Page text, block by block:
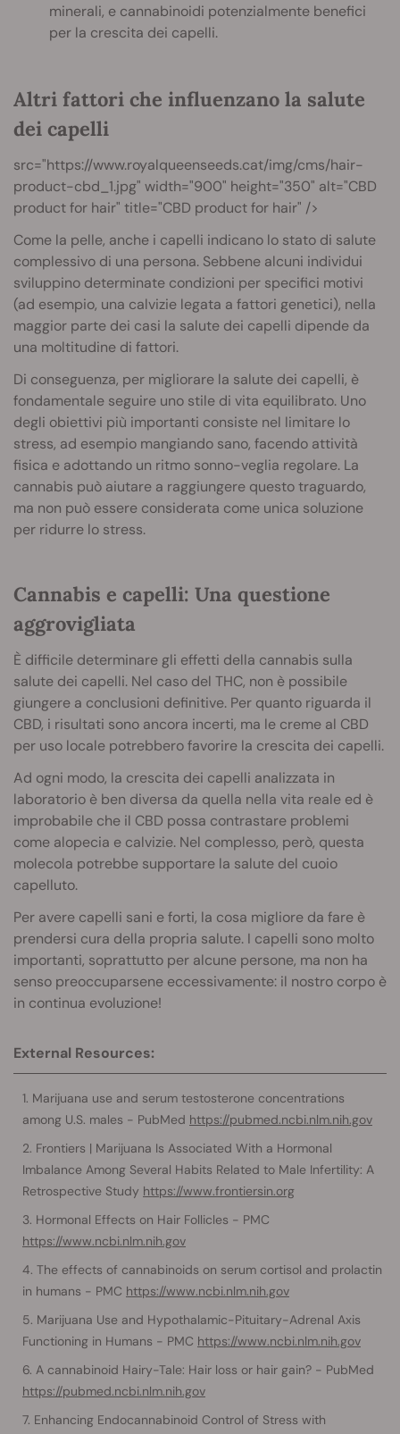
minerali, e cannabinoidi potenzialmente benefici
per la crescita dei capelli.
Altri fattori che influenzano la salute
dei capelli
src="https://www.royalqueenseeds.cat/img/cms/hair-
product-cbd_1.jpg" width="900" height="350" alt="CBD
product for hair" title="CBD product for hair" />
Come la pelle, anche i capelli indicano lo stato di salute
complessivo di una persona. Sebbene alcuni individui
sviluppino determinate condizioni per specifici motivi
(ad esempio, una calvizie legata a fattori genetici), nella
maggior parte dei casi la salute dei capelli dipende da
una moltitudine di fattori.
Di conseguenza, per migliorare la salute dei capelli, è
fondamentale seguire uno stile di vita equilibrato. Uno
degli obiettivi più importanti consiste nel limitare lo
stress, ad esempio mangiando sano, facendo attività
fisica e adottando un ritmo sonno-veglia regolare. La
cannabis può aiutare a raggiungere questo traguardo,
ma non può essere considerata come unica soluzione
per ridurre lo stress.
Cannabis e capelli: Una questione
aggrovigliata
È difficile determinare gli effetti della cannabis sulla
salute dei capelli. Nel caso del THC, non è possibile
giungere a conclusioni definitive. Per quanto riguarda il
CBD, i risultati sono ancora incerti, ma le creme al CBD
per uso locale potrebbero favorire la crescita dei capelli.
Ad ogni modo, la crescita dei capelli analizzata in
laboratorio è ben diversa da quella nella vita reale ed è
improbabile che il CBD possa contrastare problemi
come alopecia e calvizie. Nel complesso, però, questa
molecola potrebbe supportare la salute del cuoio
capelluto.
Per avere capelli sani e forti, la cosa migliore da fare è
prendersi cura della propria salute. I capelli sono molto
importanti, soprattutto per alcune persone, ma non ha
senso preoccuparsene eccessivamente: il nostro corpo è
in continua evoluzione!
External Resources:
Marijuana use and serum testosterone concentrations
among U.S. males - PubMed https://pubmed.ncbi.nlm.nih.gov
Frontiers | Marijuana Is Associated With a Hormonal
Imbalance Among Several Habits Related to Male Infertility: A
Retrospective Study https://www.frontiersin.org
Hormonal Effects on Hair Follicles - PMC
https://www.ncbi.nlm.nih.gov
The effects of cannabinoids on serum cortisol and prolactin
in humans - PMC https://www.ncbi.nlm.nih.gov
Marijuana Use and Hypothalamic-Pituitary-Adrenal Axis
Functioning in Humans - PMC https://www.ncbi.nlm.nih.gov
A cannabinoid Hairy-Tale: Hair loss or hair gain? - PubMed
https://pubmed.ncbi.nlm.nih.gov
Enhancing Endocannabinoid Control of Stress with